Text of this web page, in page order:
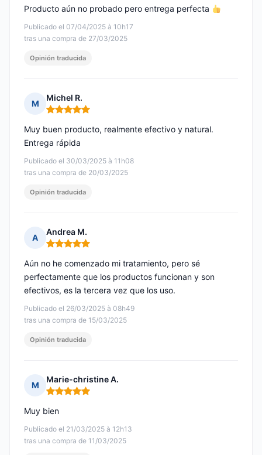
Publicado el 07/04/2025 à 10h17
tras una compra de 27/03/2025
Producto aún no probado pero entrega perfecta
Opinión traducida
M
Michel R.
Nota: 5 de 5
Publicado el 30/03/2025 à 11h08
tras una compra de 20/03/2025
Muy buen producto, realmente efectivo y natural.
Entrega rápida
Opinión traducida
A
Andrea M.
Nota: 5 de 5
Publicado el 26/03/2025 à 08h49
tras una compra de 15/03/2025
Aún no he comenzado mi tratamiento, pero sé
perfectamente que los productos funcionan y son
efectivos, es la tercera vez que los uso.
Opinión traducida
M
Marie-christine A.
Nota: 5 de 5
Publicado el 21/03/2025 à 12h13
tras una compra de 11/03/2025
Muy bien